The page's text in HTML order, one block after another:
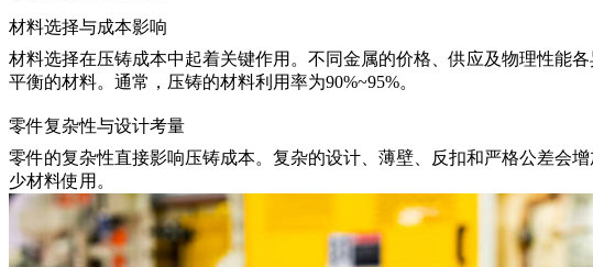
材料选择与成本影响
材料选择在压铸成本中起着关键作用。不同金属的价格、供应及物理性能
平衡的材料。通常，压铸的材料利用率为90%~95%。
零件复杂性与设计考量
零件的复杂性直接影响压铸成本。复杂的设计、薄壁、反扣和严格公差会
少材料使用。